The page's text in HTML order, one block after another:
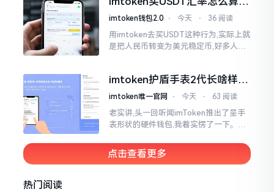
热锅上的蚂蚁,慌乱无措。
几点买最划算
imtoken钱包2.0 ⋅ 今天 ⋅ 36 阅读
用imtoken去买USDT这种行为,实际上就
是把人民币转变为美元稳定币,好多人在
低的状况
imtoken护盾手表2代长啥样？
真实上手体验分享
imtoken唯一官网 ⋅ 今天 ⋅ 63 阅读
老实讲,头一回听闻imToken推出了呈手
表形状的硬件钱包,我着实愣了一下。在c
然而做成手表样式的着实不多见。
点击查看更多
热门阅读